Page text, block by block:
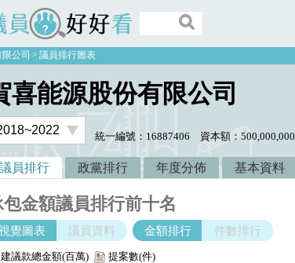
好好看
公司 議員排行圖表
喜能源股份有限公司
統一編號：16887406 資本額：500,000,000
議員排行 政黨排行 年度分佈 基本資料
包金額議員排行前十名
覺圖表 議員資料 金額排行 件數排行
建議款總金額(百萬) 提案數(件)